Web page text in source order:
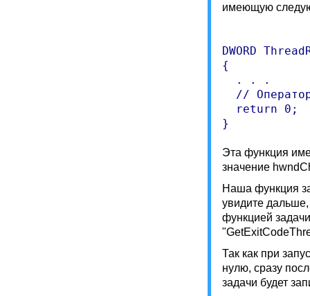
имеющую
DWORD
{
  . . .
//
  return 0;
Эта функция
значение
Наша функция
увидите
функцией
Так как при
нулю, сразу
задачи будет